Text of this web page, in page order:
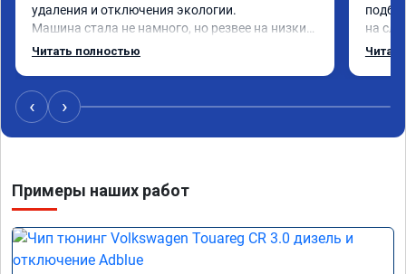
удаления и отключения экологии.
Машина стала не намного, но резвее на низких
оборотах и на скорости после 100 км/ч при
сократился.
Расход топлива не увеличился.
Получил что хотел. Рекомендую.
Читать полностью
на
‹ ›
Примеры наших работ